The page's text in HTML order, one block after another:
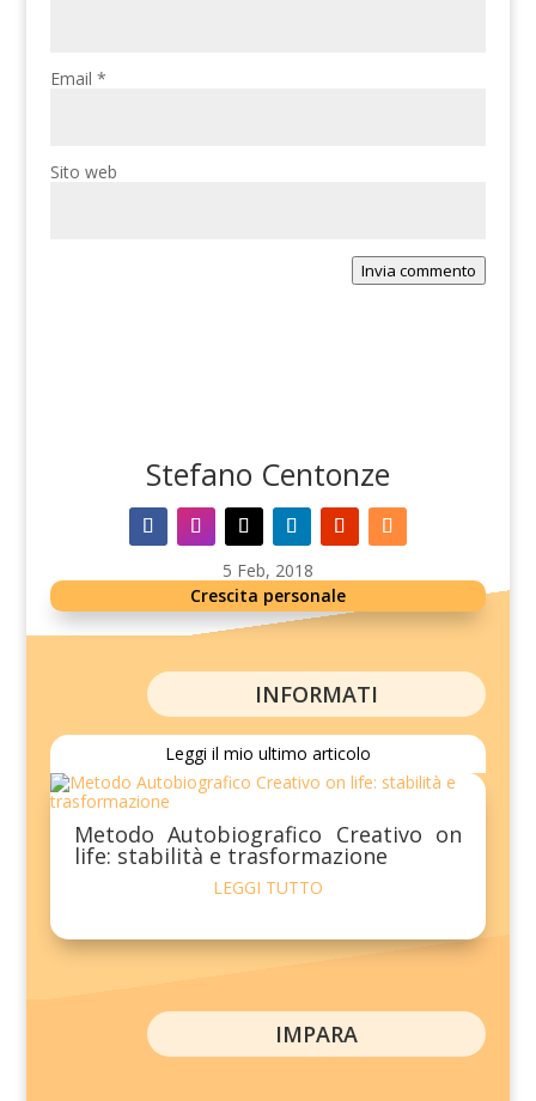
Email*
Sito web
Invia commento
Stefano Centonze
5 Feb, 2018
Crescita personale
INFORMATI
Leggi il mio ultimo articolo
Metodo Autobiografico Creativo on
life: stabilità e trasformazione
LEGGI TUTTO
IMPARA